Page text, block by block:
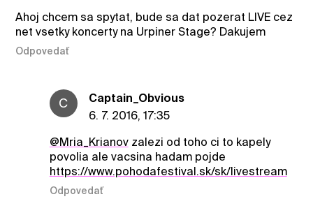
Ahoj chcem sa spytat, bude sa dat pozerat LIVE cez
net vsetky koncerty na Urpiner Stage? Dakujem
Odpovedať
C
Captain_Obvious
6. 7. 2016, 17:35
@Mria_Krianovzalezi od toho ci to kapely
povolia ale vacsina hadam pojde
https://www.pohodafestival.sk/sk/livestream
Odpovedať